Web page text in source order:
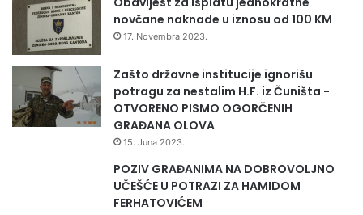
novčane naknade u iznosu od 100 KM
17. Novembra 2023.
Zašto državne institucije ignorišu
potragu za nestalim H.F. iz Čuništa -
OTVORENO PISMO OGORČENIH
GRAĐANA OLOVA
15. Juna 2023.
POZIV GRAĐANIMA NA DOBROVOLJNO
UČEŠĆE U POTRAZI ZA HAMIDOM
FERHATOVIĆEM